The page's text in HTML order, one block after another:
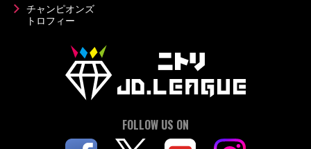
チャンピオンズ
トロフィー
FOLLOW US ON